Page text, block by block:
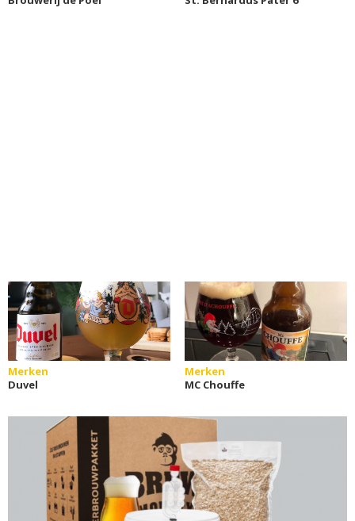
Merken
Duvel
Merken
MC Chouffe